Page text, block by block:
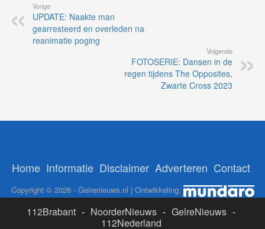
Vorige
UPDATE: Naakte man
gearresteerd en overleden na
reanimatie poging
Volgende
FOTOSERIE: Dansen in de
regen tijdens The Opposites,
Zwarte Cross 2023
Home Informatie Disclaimer Adverteren Contact
Copyright © 2026 - Gelrenieuws.nl | Ontwikkeling:
112Brabant - NoorderNieuws - GelreNieuws -
112Nederland